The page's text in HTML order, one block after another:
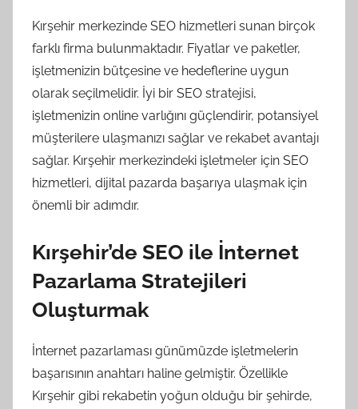
Kırşehir merkezinde SEO hizmetleri sunan birçok
farklı firma bulunmaktadır. Fiyatlar ve paketler,
işletmenizin bütçesine ve hedeflerine uygun
olarak seçilmelidir. İyi bir SEO stratejisi,
işletmenizin online varlığını güçlendirir, potansiyel
müşterilere ulaşmanızı sağlar ve rekabet avantajı
sağlar. Kırşehir merkezindeki işletmeler için SEO
hizmetleri, dijital pazarda başarıya ulaşmak için
önemli bir adımdır.
Kırşehir’de SEO ile İnternet
Pazarlama Stratejileri
Oluşturmak
İnternet pazarlaması günümüzde işletmelerin
başarısının anahtarı haline gelmiştir. Özellikle
Kırşehir gibi rekabetin yoğun olduğu bir şehirde,